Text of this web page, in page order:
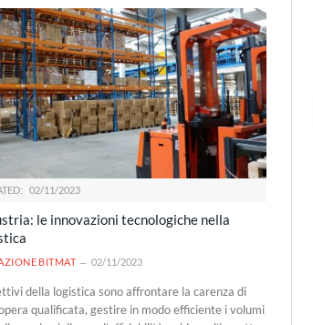
02/11/2023
le innovazioni tecnologiche nella
BITMAT 02/11/2023
della logistica sono affrontare la carenza di
qualificata, gestire in modo efficiente i volumi